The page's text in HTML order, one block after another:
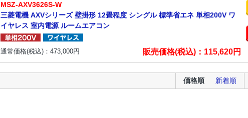
MSZ-AXV3626S-W
三菱電機 AXVシリーズ 壁掛形 12畳程度 シングル 標準省エネ 単相200V ワ
イヤレス 室内電源 ルームエアコン
通常価格(税込)： 473,000円 販売価格(税込)： 115,620円
価格順 新着順